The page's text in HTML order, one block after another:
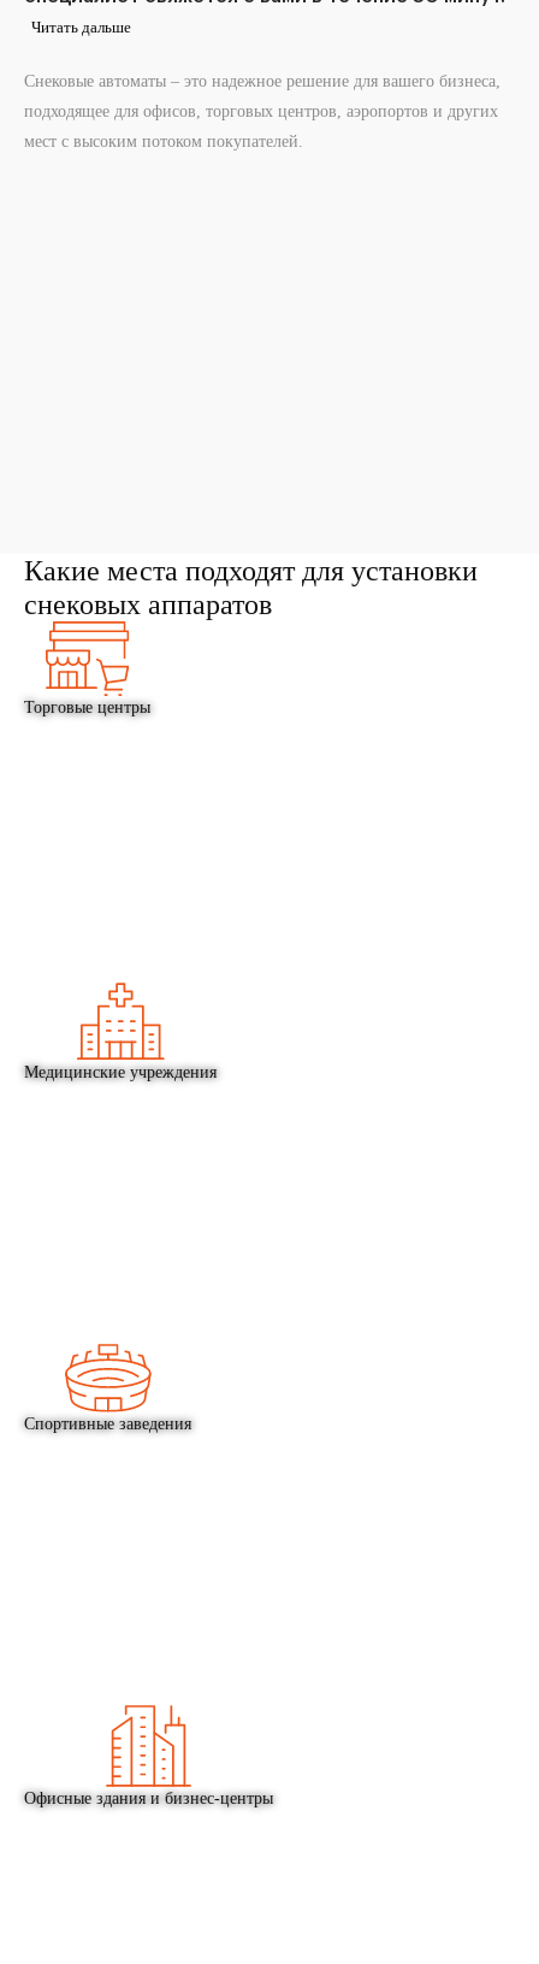
Читать дальше
Снековые автоматы – это надежное решение для вашего бизнеса,
подходящее для офисов, торговых центров, аэропортов и других
мест с высоким потоком покупателей.
Какие места подходят для установки
снековых аппаратов
Торговые центры
Медицинские учреждения
Спортивные заведения
Офисные здания и бизнес-центры